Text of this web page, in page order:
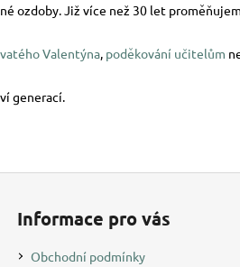
ozdoby. Již více než 30 let
Valentýna, poděkování učitelům
generací.
Informace pro vás
Obchodní podmínky